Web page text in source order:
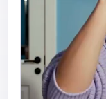
mão,
de
com a batida.
altamente